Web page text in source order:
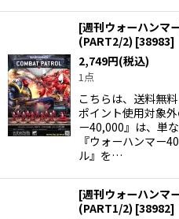
[週刊ウォーハンマ
(PART2/2) [38983]
2,749円(税込)
1点
こちらは、送料無
ポイント使用対象
ー40,000』は、単
『ウォーハンマー
ル』を…
[週刊ウォーハンマ
(PART1/2) [38982]